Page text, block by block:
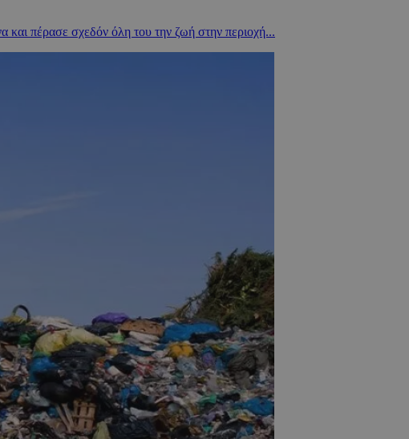
και πέρασε σχεδόν όλη του την ζωή στην περιοχή...